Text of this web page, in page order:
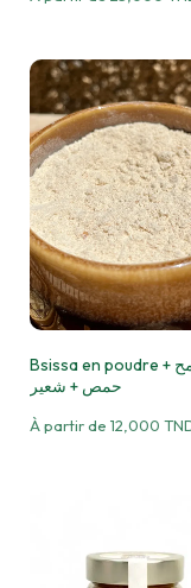
Bsissa en poudre قمح +
حمص + شعير
À partir de 12,000